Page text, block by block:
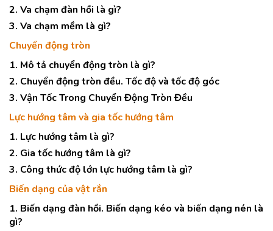
2. Va chạm đàn hồi là gì?
3. Va chạm mềm là gì?
Chuyển động tròn
1. Mô tả chuyển động tròn là gì?
2. Chuyển động tròn đều. Tốc độ và tốc độ góc
3. Vận Tốc Trong Chuyển Động Tròn Đều
Lực hướng tâm và gia tốc hướng tâm
1. Lực hướng tâm là gì?
2. Gia tốc hướng tâm là gì?
3. Công thức độ lớn lực hướng tâm là gì?
Biến dạng của vật rắn
1. Biến dạng đàn hồi. Biến dạng kéo và biến dạng nén là
gì?